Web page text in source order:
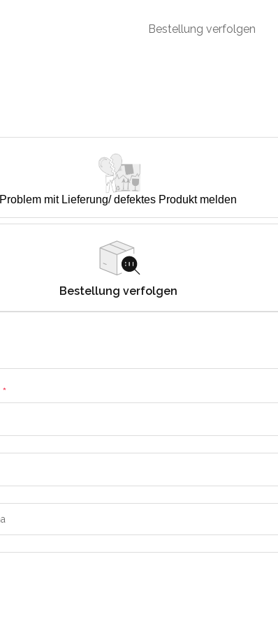
Bestellung verfolgen
Problem mit Lieferung/ defektes Produkt melden
Bestellung verfolgen
*